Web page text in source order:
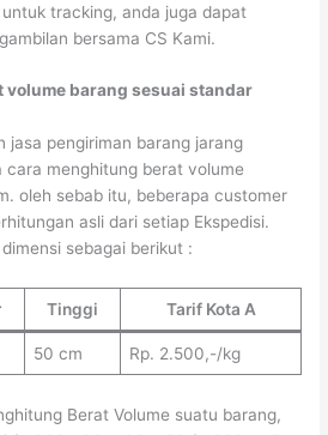
tracking, anda juga dapat
bersama CS Kami.
barang sesuai standar
jasa pengiriman barang jarang
cara menghitung berat volume
oleh sebab itu, beberapa customer
asli dari setiap Ekspedisi.
sebagai berikut :
Tinggi Tarif Kota A
50 cm Rp. 2.500,-/kg
Berat Volume suatu barang,